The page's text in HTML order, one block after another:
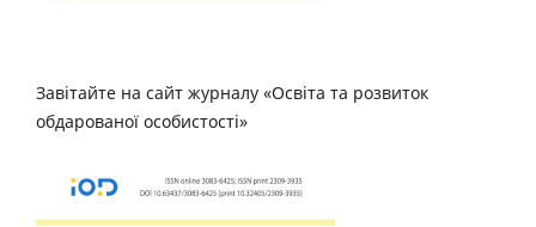
Завітайте на сайт журналу «Освіта та розвиток
обдарованої особистості»